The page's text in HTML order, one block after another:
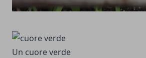
Un cuore verde